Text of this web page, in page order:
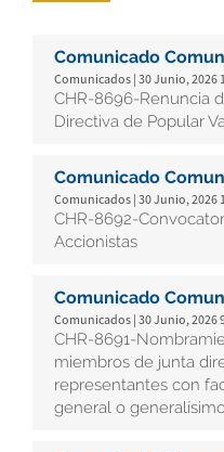
Comunicado
Comunicados | 30 Junio, 2026
CHR-8696-Renuncia
Directiva de Popular
Comunicado
Comunicados | 30 Junio, 2026
CHR-8692-
Accionistas
Comunicado
Comunicados | 30 Junio, 2026
CHR-8691-
miembros de junta
representantes con
general o